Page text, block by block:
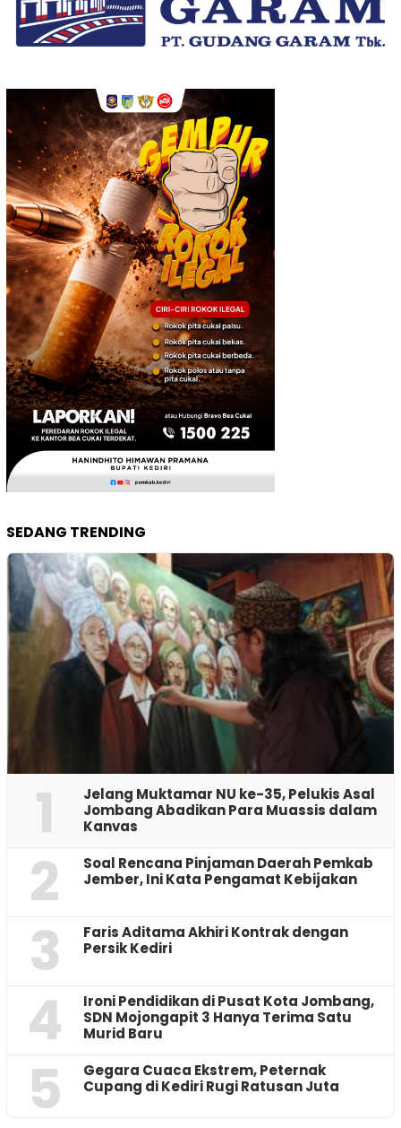
SEDANG TRENDING
1
Jelang Muktamar NU ke-35, Pelukis Asal
Jombang Abadikan Para Muassis dalam
Kanvas
2
‎Soal Rencana Pinjaman Daerah Pemkab
Jember, Ini Kata Pengamat Kebijakan ‎
3
Faris Aditama Akhiri Kontrak dengan
Persik Kediri
4
Ironi Pendidikan di Pusat Kota Jombang,
SDN Mojongapit 3 Hanya Terima Satu
Murid Baru
5
‎Gegara Cuaca Ekstrem, Peternak
Cupang di Kediri Rugi Ratusan Juta